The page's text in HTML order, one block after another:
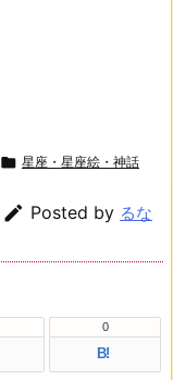
 星座・星座絵・神話
 Posted by るな
B!
0